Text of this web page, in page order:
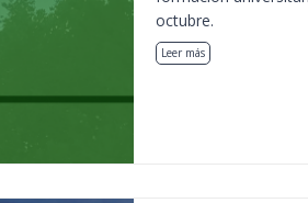
octubre.
Leer más